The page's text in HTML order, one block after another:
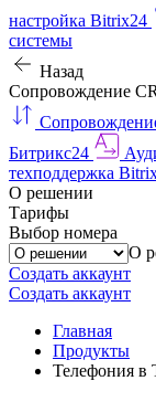
настройка Bitrix24
системы
Назад
Сопровождение
Битрикс24
техподдержка
О решении
Тарифы
Выбор номера
О
Создать аккаунт
Создать аккаунт
Главная
Продукты
Телефония в